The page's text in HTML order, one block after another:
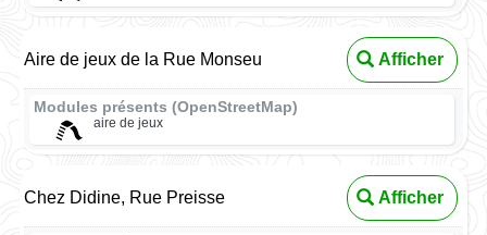
Aire de jeux de la Rue Monseu Afficher
Modules présents (OpenStreetMap)
aire de jeux
Chez Didine, Rue Preisse Afficher